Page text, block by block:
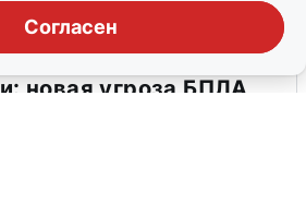
Согласен
новая угроза БПЛА